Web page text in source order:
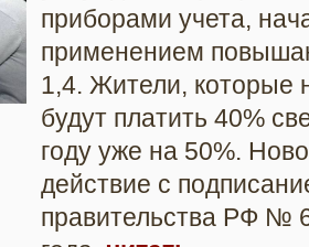
приборами учета,
применением
1,4. Жители, которые
будут платить 40%
году уже на 50%.
действие с
правительства РФ №